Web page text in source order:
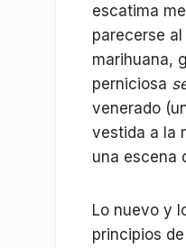
escatima
parecerse
marihuana,
perniciosa
venerado
vestida a la
una escena
Lo nuevo y
principios